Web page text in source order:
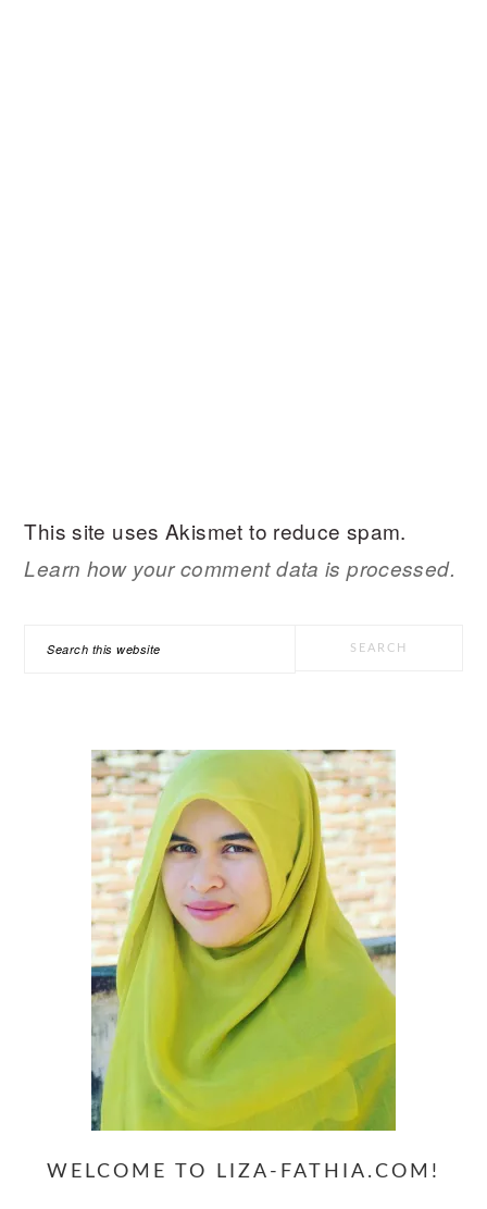
This site uses Akismet to reduce spam.
Learn how your comment data is processed.
Search
WELCOME TO LIZA-FATHIA.COM!